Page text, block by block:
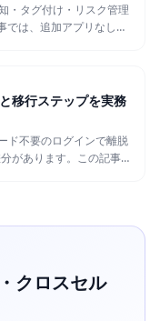
・タグ付け・リスク管理
では、追加アプリなしで
移行ステップを実務
ド不要のログインで離脱
があります。この記事
クロスセル